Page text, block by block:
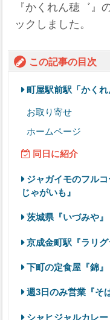
『かくれん穂゛』
ックしました。
この記事の目次
町屋駅前駅「かくれ
お取り寄せ
ホームページ
同日に紹介
ジャガイモのフル
じゃがいも』
茨城県『いづみや』
京成金町駅『ラリグ
下町の定食屋『錦』
週3日のみ営業『そ
シャヒジャルカレ